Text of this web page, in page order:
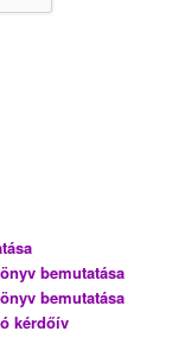
bemutatása
bemutatása
kérdőív